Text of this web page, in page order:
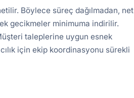
Böylece süreç dağılmadan, net
gecikmeler minimuma indirilir.
taleplerine uygun esnek
için ekip koordinasyonu sürekli